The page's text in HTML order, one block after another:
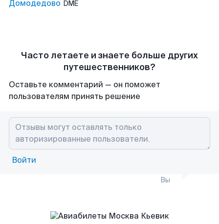
Домодедово DME
Часто летаете и знаете больше других
путешественников?
Оставьте комментарий — он поможет
пользователям принять решение
Войти
Вы